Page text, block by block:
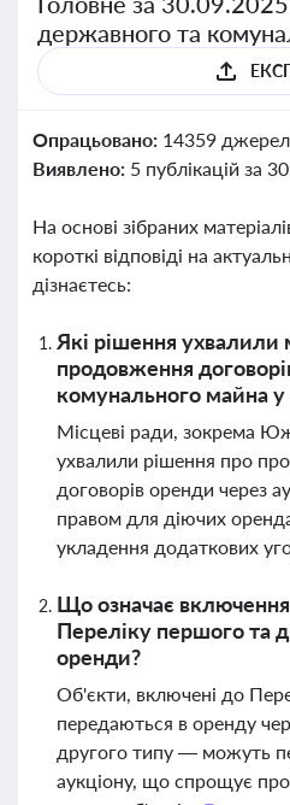
державного та
Опрацьовано: 14359 джерел
Виявлено: 5 публікацій за
На основі зібраних
короткі відповіді на
дізнаєтесь:
Які рішення ухвалили
продовження
комунального майна у
Місцеві ради, зокрема
ухвалили рішення про
договорів оренди через
правом для діючих
укладення додаткових
Що означає включення
Переліку першого та
оренди?
Об'єкти, включені до
передаються в оренду
другого типу — можуть
аукціону, що спрощує